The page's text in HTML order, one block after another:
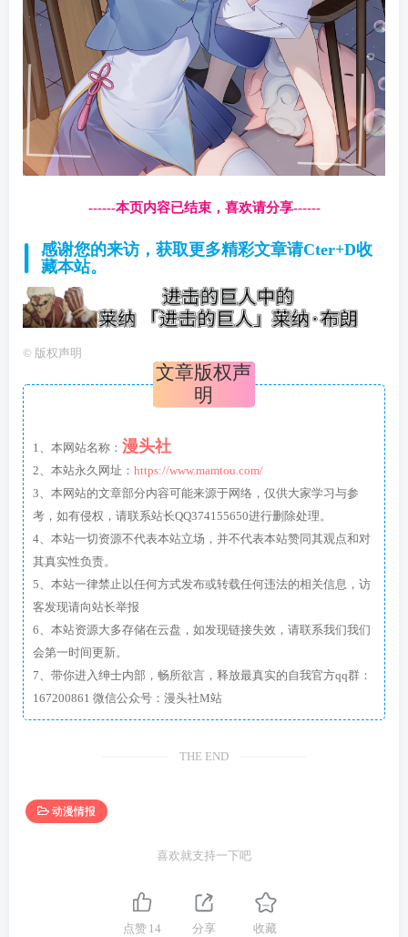
------本页内容已结束，喜欢请分享------
感谢您的来访，获取更多精彩文章请Cter+D收
藏本站。
© 版权声明
文章版权声
明
1、本网站名称： 漫头社
2、本站永久网址： https://www.mamtou.com/
3、本网站的文章部分内容可能来源于网络，仅供大家学习与参
考，如有侵权，请联系站长QQ374155650进行删除处理。
4、本站一切资源不代表本站立场，并不代表本站赞同其观点和对
其真实性负责。
5、本站一律禁止以任何方式发布或转载任何违法的相关信息，访
客发现请向站长举报
6、本站资源大多存储在云盘，如发现链接失效，请联系我们我们
会第一时间更新。
7、带你进入绅士内部，畅所欲言，释放最真实的自我官方qq群：
167200861 微信公众号：漫头社M站
THE END
动漫情报
喜欢就支持一下吧
点赞 14 分享 收藏